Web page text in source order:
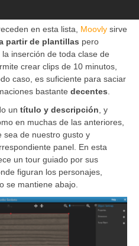
en esta lista, Moovly sirve
partir de plantillas pero
inserción de toda clase de
crear clips de 10 minutos,
caso, es suficiente para saciar
bastante decentes
un título y descripción , y
en muchas de las anteriores,
sea de nuestro gusto y
panel. En esta
un tour guiado por sus
figuran los personajes,
se mantiene abajo.